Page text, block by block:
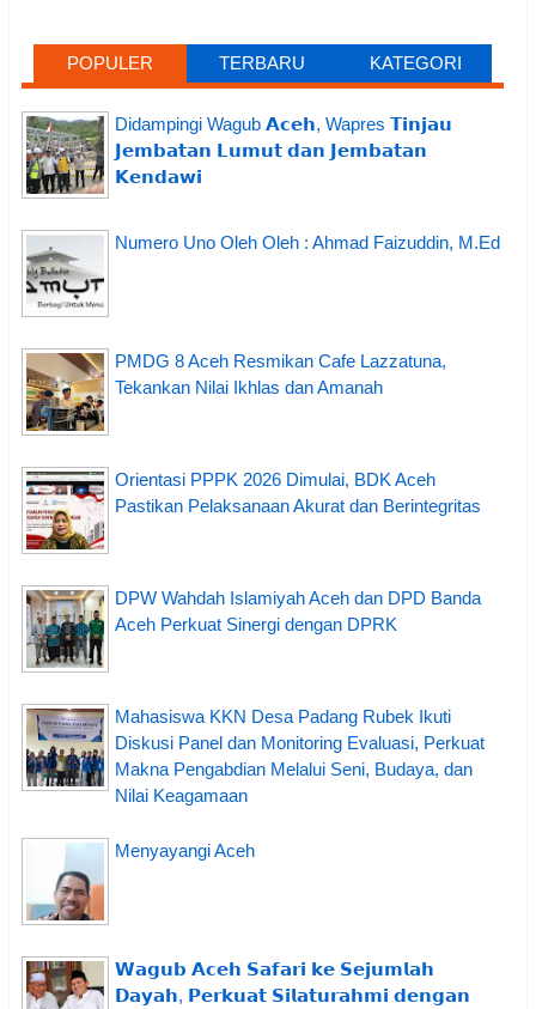
POPULER TERBARU KATEGORI
Didampingi Wagub 𝗔𝗰𝗲𝗵, Wapres 𝗧𝗶𝗻𝗷𝗮𝘂
𝗝𝗲𝗺𝗯𝗮𝘁𝗮𝗻 𝗟𝘂𝗺𝘂𝘁 𝗱𝗮𝗻 𝗝𝗲𝗺𝗯𝗮𝘁𝗮𝗻
𝗞𝗲𝗻𝗱𝗮𝘄𝗶
Numero Uno Oleh Oleh : Ahmad Faizuddin, M.Ed
PMDG 8 Aceh Resmikan Cafe Lazzatuna,
Tekankan Nilai Ikhlas dan Amanah
Orientasi PPPK 2026 Dimulai, BDK Aceh
Pastikan Pelaksanaan Akurat dan Berintegritas
DPW Wahdah Islamiyah Aceh dan DPD Banda
Aceh Perkuat Sinergi dengan DPRK
Mahasiswa KKN Desa Padang Rubek Ikuti
Diskusi Panel dan Monitoring Evaluasi, Perkuat
Makna Pengabdian Melalui Seni, Budaya, dan
Nilai Keagamaan
Menyayangi Aceh
𝗪𝗮𝗴𝘂𝗯 𝗔𝗰𝗲𝗵 𝗦𝗮𝗳𝗮𝗿𝗶 𝗸𝗲 𝗦𝗲𝗷𝘂𝗺𝗹𝗮𝗵
𝗗𝗮𝘆𝗮𝗵, 𝗣𝗲𝗿𝗸𝘂𝗮𝘁 𝗦𝗶𝗹𝗮𝘁𝘂𝗿𝗮𝗵𝗺𝗶 𝗱𝗲𝗻𝗴𝗮𝗻